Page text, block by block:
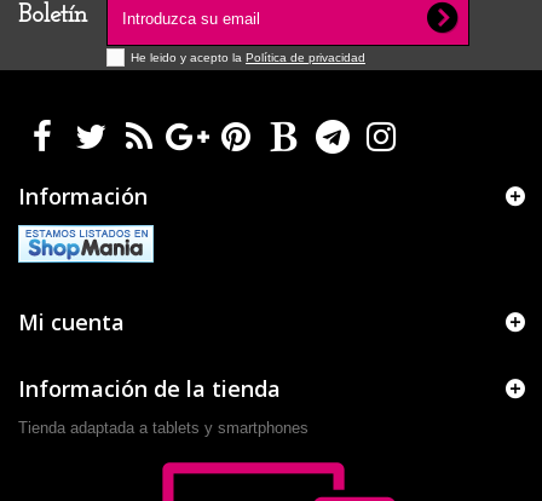
Boletín
He leido y acepto la Política de privacidad
Información
Mi cuenta
Información de la tienda
Tienda adaptada a tablets y smartphones